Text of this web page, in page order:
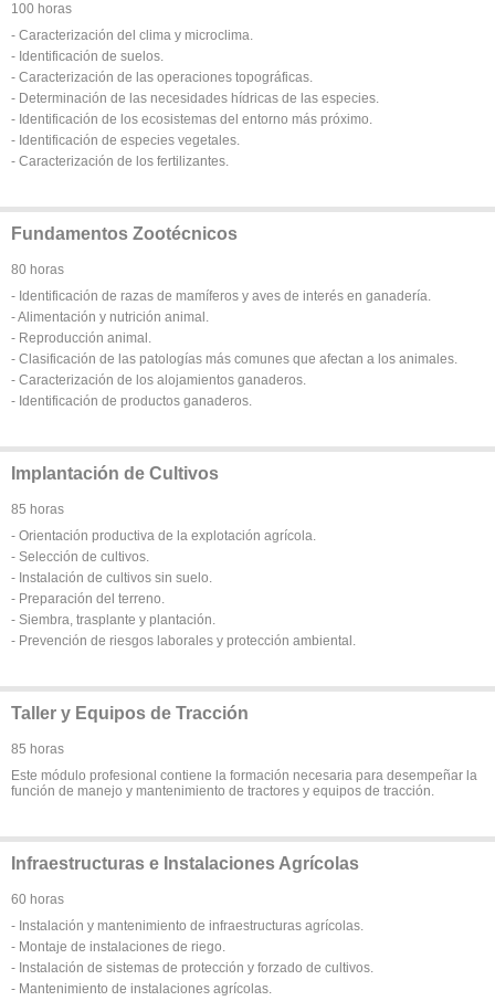
100 horas
- Caracterización del clima y microclima.
- Identificación de suelos.
- Caracterización de las operaciones topográficas.
- Determinación de las necesidades hídricas de las especies.
- Identificación de los ecosistemas del entorno más próximo.
- Identificación de especies vegetales.
- Caracterización de los fertilizantes.
Fundamentos Zootécnicos
80 horas
- Identificación de razas de mamíferos y aves de interés en ganadería.
- Alimentación y nutrición animal.
- Reproducción animal.
- Clasificación de las patologías más comunes que afectan a los animales.
- Caracterización de los alojamientos ganaderos.
- Identificación de productos ganaderos.
Implantación de Cultivos
85 horas
- Orientación productiva de la explotación agrícola.
- Selección de cultivos.
- Instalación de cultivos sin suelo.
- Preparación del terreno.
- Siembra, trasplante y plantación.
- Prevención de riesgos laborales y protección ambiental.
Taller y Equipos de Tracción
85 horas
Este módulo profesional contiene la formación necesaria para desempeñar la
función de manejo y mantenimiento de tractores y equipos de tracción.
Infraestructuras e Instalaciones Agrícolas
60 horas
- Instalación y mantenimiento de infraestructuras agrícolas.
- Montaje de instalaciones de riego.
- Instalación de sistemas de protección y forzado de cultivos.
- Mantenimiento de instalaciones agrícolas.